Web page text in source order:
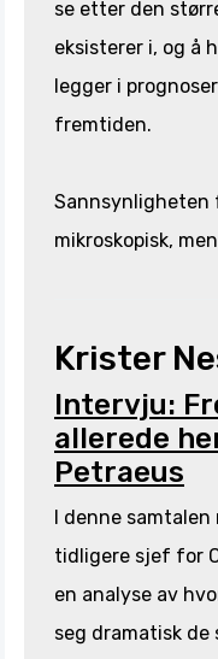
se etter den
eksisterer i, og å
legger i
fremtiden.
Sannsynligheten
mikroskopisk,
Krister
Intervju:
allerede
Petraeus
I denne
tidligere sjef for
en analyse av
seg dramatisk de